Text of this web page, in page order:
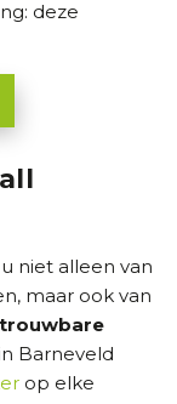
deze
niet alleen van
maar ook van
Barneveld
op elke